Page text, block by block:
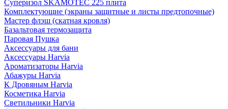
Суперизол SKAMOTEC 225 плита
Комплектующие (экраны защитные и листы предтопочные)
Мастер флэш (скатная кровля)
Базальтовая термозащита
Паровая Пушка
Аксессуары для бани
Аксессуары Harvia
Ароматизаторы Harvia
Абажуры Harvia
К Дровяным Harvia
Косметика Harvia
Светильники Harvia